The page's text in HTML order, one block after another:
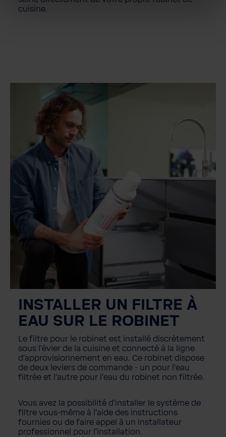
cuisine.
INSTALLER UN FILTRE À
EAU SUR LE ROBINET
Le filtre pour le robinet est installé discrètement
sous l'évier de la cuisine et connecté à la ligne
d'approvisionnement en eau. Ce robinet dispose
de deux leviers de commande - un pour l'eau
filtrée et l'autre pour l'eau du robinet non filtrée.
Vous avez la possibilité d'installer le système de
filtre vous-même à l'aide des instructions
fournies ou de faire appel à un installateur
professionnel pour l'installation.